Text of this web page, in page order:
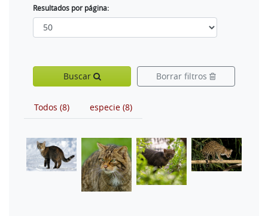
Resultados por página:
Buscar Borrar filtros
Todos (8) especie (8)